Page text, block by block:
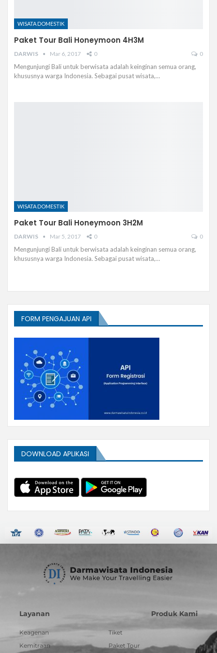
WISATA DOMESTIK
Paket Tour Bali Honeymoon 4H3M
DARWIS Mar 6, 2017 0 0
Mengunjungi Bali untuk berwisata adalah keinginan semua orang,
khususnya warga Indonesia. Sebagai pusat wisata,…
WISATA DOMESTIK
Paket Tour Bali Honeymoon 3H2M
DARWIS Mar 5, 2017 0 0
Mengunjungi Bali untuk berwisata adalah keinginan semua orang,
khususnya warga Indonesia. Sebagai pusat wisata,…
FORM PENGAJUAN API
DOWNLOAD APLIKASI
Layanan
Keagenan
Kemitraan
Produk Kami
Tiket
Paket Tour